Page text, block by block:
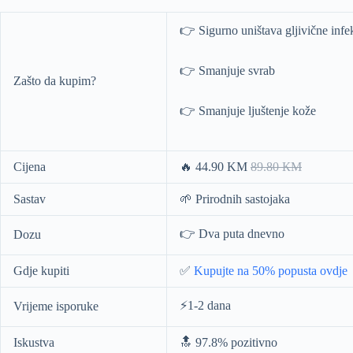
Zašto da kupim?
👉 Sigurno uništava gljivične
👉 Smanjuje svrab
👉 Smanjuje ljuštenje kože
Cijena 🔥 44.90 KM 89.80 КМ
Sastav 🌱 Prirodnih sastojaka
Dozu 👉 Dva puta dnevno
Gdje kupiti ✅ Kupujte na 50% popusta ovdje
Vrijeme isporuke ⚡️1-2 dana
Iskustva 🔝 97.8% pozitivno